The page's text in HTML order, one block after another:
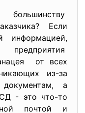
Если
информацией,
от всех
из-за
а
- это что-то
почтой и